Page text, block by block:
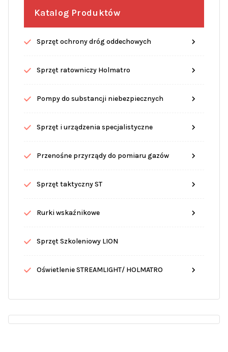
Katalog Produktów
Sprzęt ochrony dróg oddechowych
Sprzęt ratowniczy Holmatro
Pompy do substancji niebezpiecznych
Sprzęt i urządzenia specjalistyczne
Przenośne przyrządy do pomiaru gazów
Sprzęt taktyczny ST
Rurki wskaźnikowe
Sprzęt Szkoleniowy LION
Oświetlenie STREAMLIGHT/ HOLMATRO